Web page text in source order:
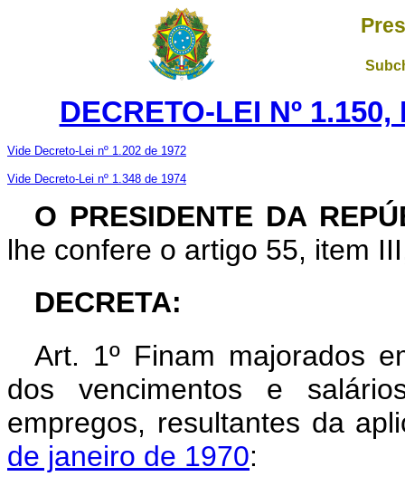
DECRETO-LEI Nº
Vide Decreto-Lei nº 1.202 de 1972
Vide Decreto-Lei nº 1.348 de 1974
O PRESIDENTE DA
lhe confere o artigo 55, item
DECRETA:
Art. 1º Finam majorados
dos vencimentos e
empregos, resultantes da
de janeiro de 1970: